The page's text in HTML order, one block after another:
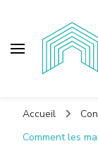
Accueil
Comment les